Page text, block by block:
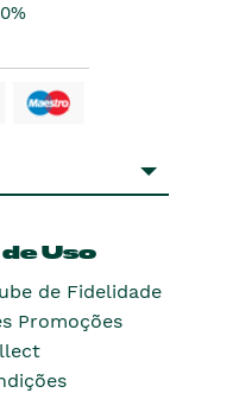
Uso
de Fidelidade
Promoções